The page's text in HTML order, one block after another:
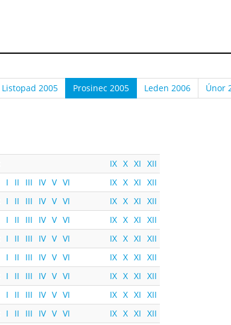
Listopad 2005 Prosinec 2005 Leden 2006 Únor
IX X XI XII
I II III IV V VI IX X XI XII
I II III IV V VI IX X XI XII
I II III IV V VI IX X XI XII
I II III IV V VI IX X XI XII
I II III IV V VI IX X XI XII
I II III IV V VI IX X XI XII
I II III IV V VI IX X XI XII
I II III IV V VI IX X XI XII